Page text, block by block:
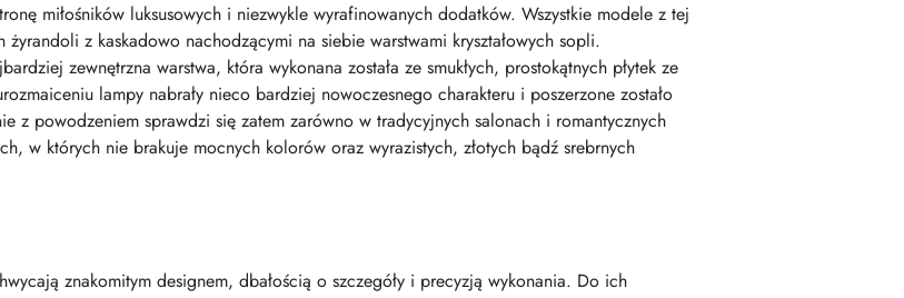
miłośników luksusowych i niezwykle wyrafinowanych dodatków. Wszystkie modele z tej
żyrandoli z kaskadowo nachodzącymi na siebie warstwami kryształowych sopli.
zewnętrzna warstwa, która wykonana została ze smukłych, prostokątnych płytek ze
lampy nabrały nieco bardziej nowoczesnego charakteru i poszerzone zostało
z powodzeniem sprawdzi się zatem zarówno w tradycyjnych salonach i romantycznych
w których nie brakuje mocnych kolorów oraz wyrazistych, złotych bądź srebrnych
znakomitym designem, dbałością o szczegóły i precyzją wykonania. Do ich